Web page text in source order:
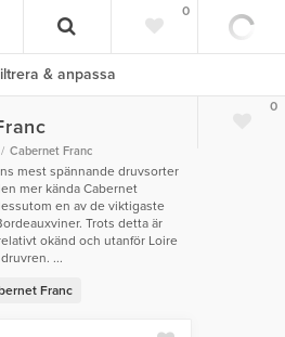
0
0
& anpassa
Cabernet Franc
mest spännande druvsorter
mer kända Cabernet
en av de viktigaste
Trots detta är
okänd och utanför Loire
...
Franc